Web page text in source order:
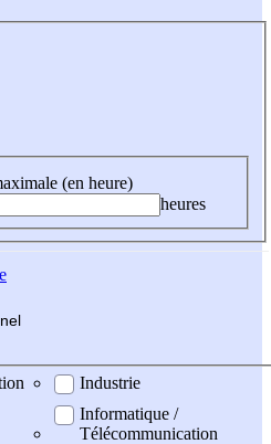
(en heure)
heures
Industrie
Informatique /
Télécommunication